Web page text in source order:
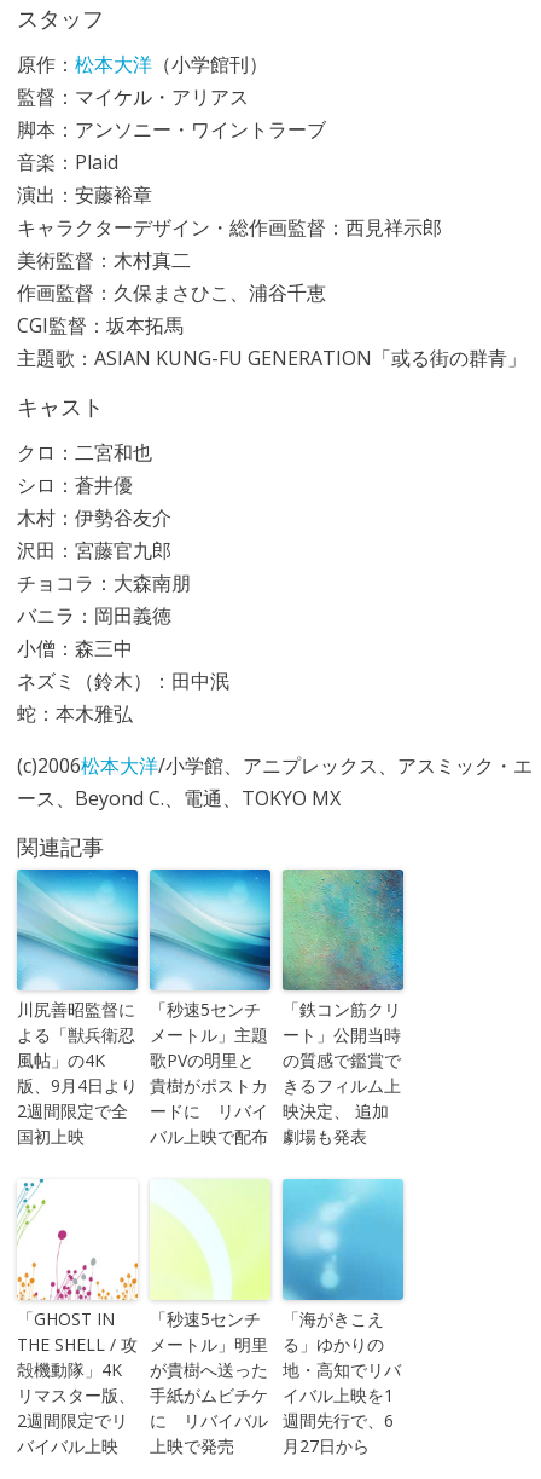
スタッフ
原作： 松本大洋（小学館刊）
監督：マイケル・アリアス
脚本：アンソニー・ワイントラーブ
音楽：Plaid
演出：安藤裕章
キャラクターデザイン・総作画監督：西見祥示郎
美術監督：木村真二
作画監督：久保まさひこ、浦谷千恵
CGI監督：坂本拓馬
主題歌：ASIAN KUNG-FU GENERATION「或る街の群青」
キャスト
クロ：二宮和也
シロ：蒼井優
木村：伊勢谷友介
沢田：宮藤官九郎
チョコラ：大森南朋
バニラ：岡田義徳
小僧：森三中
ネズミ（鈴木）：田中泯
蛇：本木雅弘
(c)2006松本大洋/小学館、アニプレックス、アスミック・エ
ース、Beyond C.、電通、TOKYO MX
関連記事
川尻善昭監督に
よる「獣兵衛忍
風帖」の4K
版、9月4日より
2週間限定で全
国初上映
「秒速5センチ
メートル」主題
歌PVの明里と
貴樹がポストカ
ードに リバイ
バル上映で配布
「鉄コン筋クリ
ート」公開当時
の質感で鑑賞で
きるフィルム上
映決定、 追加
劇場も発表
「GHOST IN
THE SHELL / 攻
殻機動隊」4K
リマスター版、
2週間限定でリ
バイバル上映
「秒速5センチ
メートル」明里
が貴樹へ送った
手紙がムビチケ
に リバイバル
上映で発売
「海がきこえ
る」ゆかりの
地・高知でリバ
イバル上映を1
週間先行で、6
月27日から